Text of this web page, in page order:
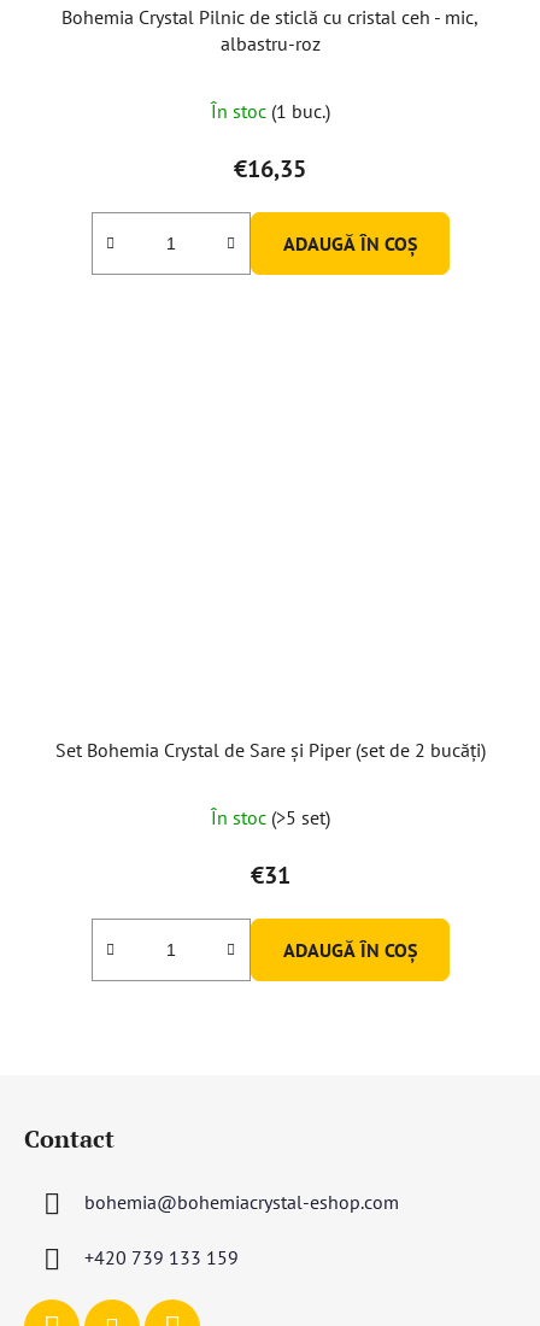
Bohemia Crystal Pilnic de sticlă cu cristal ceh - mic,
albastru-roz
În stoc (1 buc.)
€16,35
ADAUGĂ ÎN COŞ
Set Bohemia Crystal de Sare și Piper (set de 2 bucăți)
medie
a
este
5,0
În stoc (>5 set)
€31
ADAUGĂ ÎN COŞ
Contact
bohemia@bohemiacrystal-eshop.com
+420 739 133 159